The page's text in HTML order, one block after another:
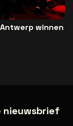
winnen
nieuwsbrief